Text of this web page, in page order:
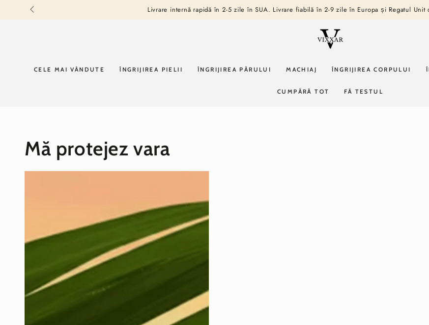
SARI LA
CONȚINUT Livrare internă rapidă în 2-5 zile în SUA. Livrare fiabilă în 2-9 zile în Europa și Regatul Unit
CELE MAI VÂNDUTE ÎNGRIJIREA PIELII ÎNGRIJIREA PĂRULUI MACHIAJ ÎNGRIJIREA CORPULUI
CUMPĂRĂ TOT FĂ TESTUL
Mă protejez vara